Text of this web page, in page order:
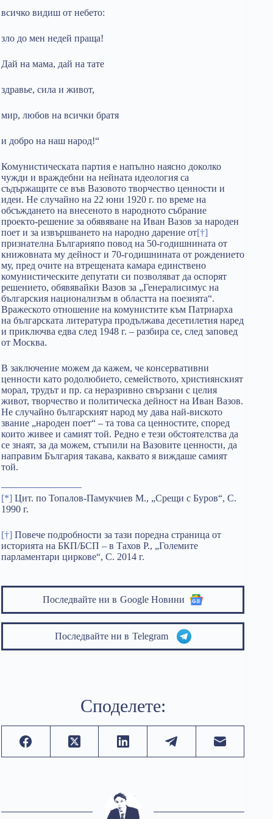
всичко видиш от небето:
зло до мен недей праща!
Дай на мама, дай на тате
здравье, сила и живот,
мир, любов на всички братя
и добро на наш народ!“
Комунистическата партия е напълно наясно доколко
чужди и враждебни на нейната идеология са
съдържащите се във Вазовото творчество ценности и
идеи. Не случайно на 22 юни 1920 г. по време на
обсъждането на внесеното в народното събрание
проекто-решение за обявяване на Иван Вазов за народен
поет и за извършването на народно дарение от[†]
признателна Българияпо повод на 50-годишнината от
книжовната му дейност и 70-годишнината от рождението
му, пред очите на втрещената камара единствено
комунистическите депутати си позволяват да оспорят
решението, обявявайки Вазов за „Генералисимус на
българския национализъм в областта на поезията“.
Вражеското отношение на комунистите към Патриарха
на българската литература продължава десетилетия наред
и приключва едва след 1948 г. – разбира се, след заповед
от Москва.
В заключение можем да кажем, че консервативни
ценности като родолюбието, семейството, християнският
морал, трудът и пр. са неразривно свързани с целия
живот, творчество и политическа дейност на Иван Вазов.
Не случайно българският народ му дава най-виското
звание „народен поет“ – та това са ценностите, според
които живее и самият той. Редно е тези обстоятелства да
се знаят, за да можем, стъпили на Вазовите ценности, да
направим България такава, каквато я виждаше самият
той.
[*] Цит. по Топалов-Памукчиев М., „Срещи с Буров“, С.
1990 г.
[†] Повече подробности за тази поредна страница от
историята на БКП/БСП – в Тахов Р., „Големите
парламентари циркове“, С. 2014 г.
Последвайте ни в Google Новини
Последвайте ни в Telegram
Споделете: